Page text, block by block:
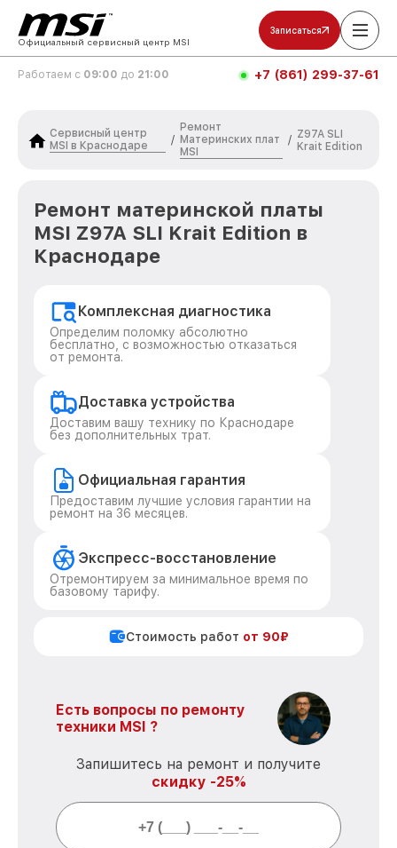
Официальный сервисный центр MSI
Записаться
Работаем с 09:00 до 21:00 +7 (861) 299-37-61
Сервисный центр
MSI в Краснодаре
/
Ремонт
Материнских плат
MSI
/ Z97A SLI
Krait Edition
Ремонт материнской платы
MSI Z97A SLI Krait Edition в
Краснодаре
Комплексная диагностика
Определим поломку абсолютно
бесплатно, с возможностью отказаться
от ремонта.
Доставка устройства
Доставим вашу технику по Краснодаре
без дополнительных трат.
Официальная гарантия
Предоставим лучшие условия гарантии на
ремонт на 36 месяцев.
Экспресс-восстановление
Отремонтируем за минимальное время по
базовому тарифу.
Стоимость работ от 90₽
Есть вопросы по ремонту
техники MSI ?
Запишитесь на ремонт и получите
скидку -25%